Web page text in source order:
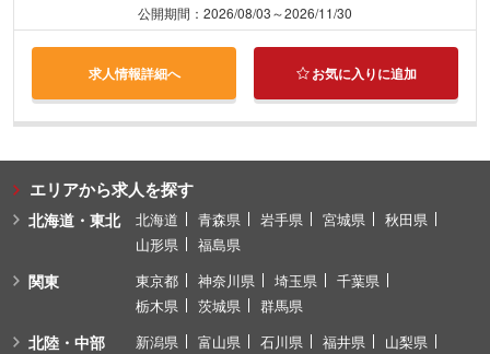
公開期間：2026/08/03～2026/11/30
求人情報詳細へ お気に入りに追加
エリアから求人を探す
北海道・東北 北海道 青森県 岩手県 宮城県
秋田県
山形県
福島県
関東 東京都 神奈川県 埼玉県
千葉県
栃木県
茨城県 群馬県
北陸・中部 新潟県 富山県 石川県 福井県
山梨県